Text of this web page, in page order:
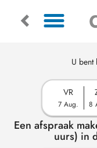
U bent
VR
7 Aug. 8
Een afspraak
uurs) in